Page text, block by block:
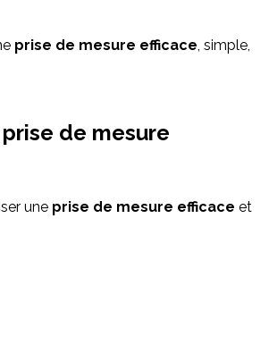
prise de mesure efficace, simple,
de mesure
une prise de mesure efficace et